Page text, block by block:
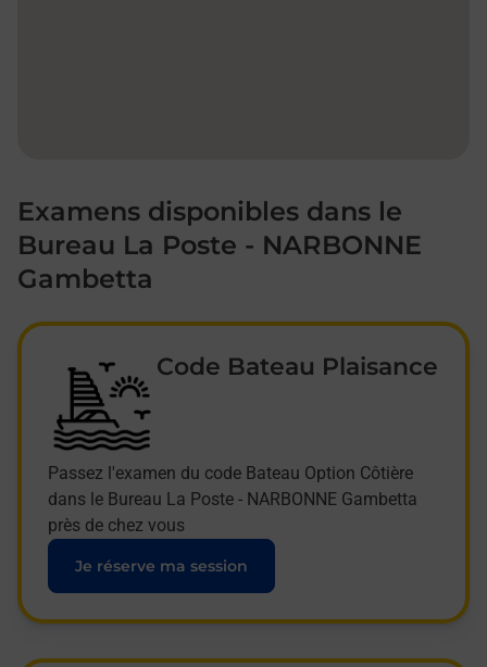
Examens disponibles dans le
Bureau La Poste - NARBONNE
Gambetta
Code Bateau Plaisance
Passez l'examen du code Bateau Option Côtière
dans le Bureau La Poste - NARBONNE Gambetta
près de chez vous
Je réserve ma session